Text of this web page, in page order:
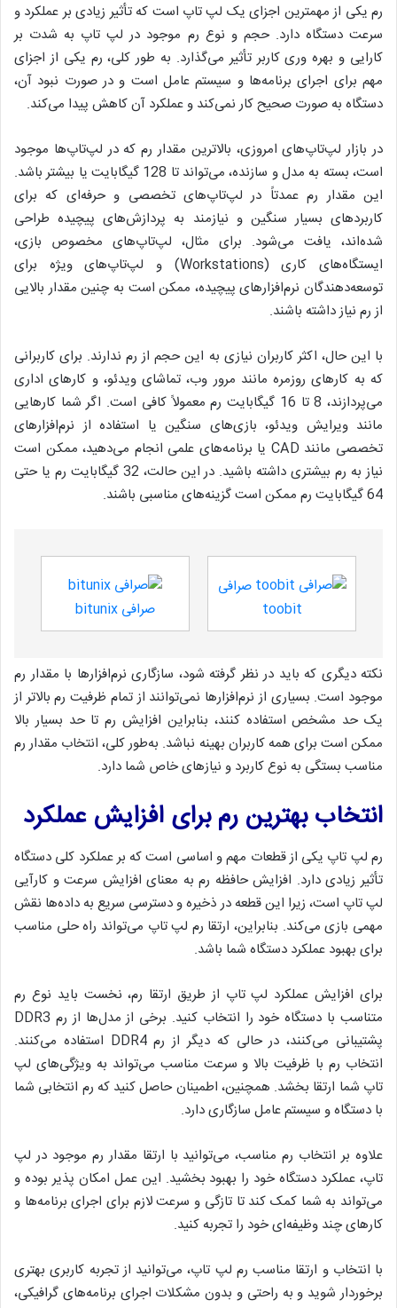
رم یکی از مهمترین اجزای یک لپ تاپ است که تأثیر زیادی بر عملکرد و
سرعت دستگاه دارد. حجم و نوع رم موجود در لپ تاپ به شدت بر
کارایی و بهره وری کاربر تأثیر می‌گذارد. به طور کلی، رم یکی از اجزای
مهم برای اجرای برنامه‌ها و سیستم عامل است و در صورت نبود آن،
دستگاه به صورت صحیح کار نمی‌کند و عملکرد آن کاهش پیدا می‌کند.
در بازار لپ‌تاپ‌های امروزی، بالاترین مقدار رم که در لپ‌تاپ‌ها موجود
است، بسته به مدل و سازنده، می‌تواند تا 128 گیگابایت یا بیشتر باشد.
این مقدار رم عمدتاً در لپ‌تاپ‌های تخصصی و حرفه‌ای که برای
کاربردهای بسیار سنگین و نیازمند به پردازش‌های پیچیده طراحی
شده‌اند، یافت می‌شود. برای مثال، لپ‌تاپ‌های مخصوص بازی،
ایستگاه‌های کاری (Workstations) و لپ‌تاپ‌های ویژه برای
توسعه‌دهندگان نرم‌افزارهای پیچیده، ممکن است به چنین مقدار بالایی
از رم نیاز داشته باشند.
با این حال، اکثر کاربران نیازی به این حجم از رم ندارند. برای کاربرانی
که به کارهای روزمره مانند مرور وب، تماشای ویدئو، و کارهای اداری
می‌پردازند، 8 تا 16 گیگابایت رم معمولاً کافی است. اگر شما کارهایی
مانند ویرایش ویدئو، بازی‌های سنگین یا استفاده از نرم‌افزارهای
تخصصی مانند CAD یا برنامه‌های علمی انجام می‌دهید، ممکن است
نیاز به رم بیشتری داشته باشید. در این حالت، 32 گیگابایت رم یا حتی
64 گیگابایت رم ممکن است گزینه‌های مناسبی باشند.
صرافی
toobit
صرافی bitunix
نکته دیگری که باید در نظر گرفته شود، سازگاری نرم‌افزارها با مقدار رم
موجود است. بسیاری از نرم‌افزارها نمی‌توانند از تمام ظرفیت رم بالاتر از
یک حد مشخص استفاده کنند، بنابراین افزایش رم تا حد بسیار بالا
ممکن است برای همه کاربران بهینه نباشد. به‌طور کلی، انتخاب مقدار رم
مناسب بستگی به نوع کاربرد و نیازهای خاص شما دارد.
انتخاب بهترین رم برای افزایش عملکرد
رم لپ تاپ یکی از قطعات مهم و اساسی است که بر عملکرد کلی دستگاه
تأثیر زیادی دارد. افزایش حافظه رم به معنای افزایش سرعت و کارآیی
لپ تاپ است، زیرا این قطعه در ذخیره و دسترسی سریع به داده‌ها نقش
مهمی بازی می‌کند. بنابراین، ارتقا رم لپ تاپ می‌تواند راه حلی مناسب
برای بهبود عملکرد دستگاه شما باشد.
برای افزایش عملکرد لپ تاپ از طریق ارتقا رم، نخست باید نوع رم
متناسب با دستگاه خود را انتخاب کنید. برخی از مدل‌ها از رم DDR3
پشتیبانی می‌کنند، در حالی که دیگر از رم DDR4 استفاده می‌کنند.
انتخاب رم با ظرفیت بالا و سرعت مناسب می‌تواند به ویژگی‌های لپ
تاپ شما ارتقا بخشد. همچنین، اطمینان حاصل کنید که رم انتخابی شما
با دستگاه و سیستم عامل سازگاری دارد.
علاوه بر انتخاب رم مناسب، می‌توانید با ارتقا مقدار رم موجود در لپ
تاپ، عملکرد دستگاه خود را بهبود بخشید. این عمل امکان پذیر بوده و
می‌تواند به شما کمک کند تا تازگی و سرعت لازم برای اجرای برنامه‌ها و
کارهای چند وظیفه‌ای خود را تجربه کنید.
با انتخاب و ارتقا مناسب رم لپ تاپ، می‌توانید از تجربه کاربری بهتری
برخوردار شوید و به راحتی و بدون مشکلات اجرای برنامه‌های گرافیکی،